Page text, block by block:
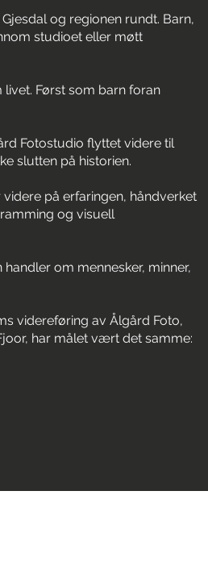
og regionen rundt. Barn,
studioet eller møtt
Først som barn foran
Fotostudio flyttet videre til
slutten på historien.
på erfaringen, håndverket
og visuell
om mennesker, minner,
videreføring av Ålgård Foto,
har målet vært det samme: